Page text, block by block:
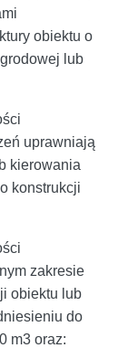
obiektu o
lub
uprawniają
kierowania
konstrukcji
zakresie
obiektu lub
do
m3 oraz: